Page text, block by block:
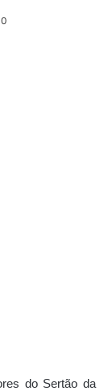
0
do Sertão da